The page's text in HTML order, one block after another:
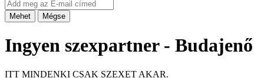
Mehet Mégse
Ingyen szexpartner - Budajenő
ITT MINDENKI CSAK SZEXET AKAR.